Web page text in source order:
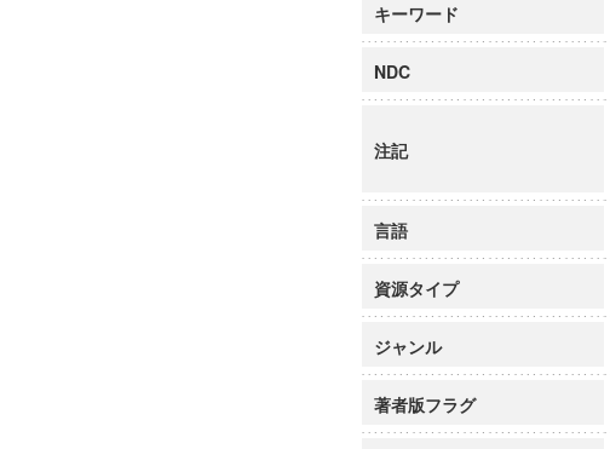
キーワード
NDC
注記
言語
資源タイプ
ジャンル
著者版フラグ